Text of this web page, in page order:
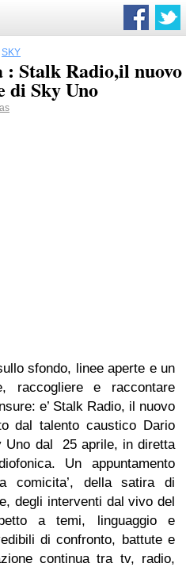
SKY
: Stalk Radio,il nuovo
di Sky Uno
sfondo, linee aperte e un
raccogliere e raccontare
e’ Stalk Radio, il nuovo
dal talento caustico Dario
Uno dal 25 aprile, in diretta
Un appuntamento
comicita’, della satira di
degli interventi dal vivo del
a temi, linguaggio e
di confronto, battute e
continua tra tv, radio,